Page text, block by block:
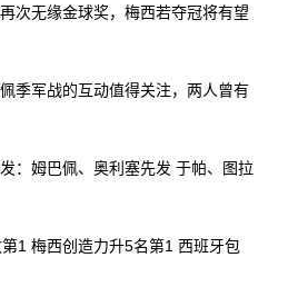
次无缘金球奖，梅西若夺冠将有望
季军战的互动值得关注，两人曾有
：姆巴佩、奥利塞先发 于帕、图拉
1 梅西创造力升5名第1 西班牙包